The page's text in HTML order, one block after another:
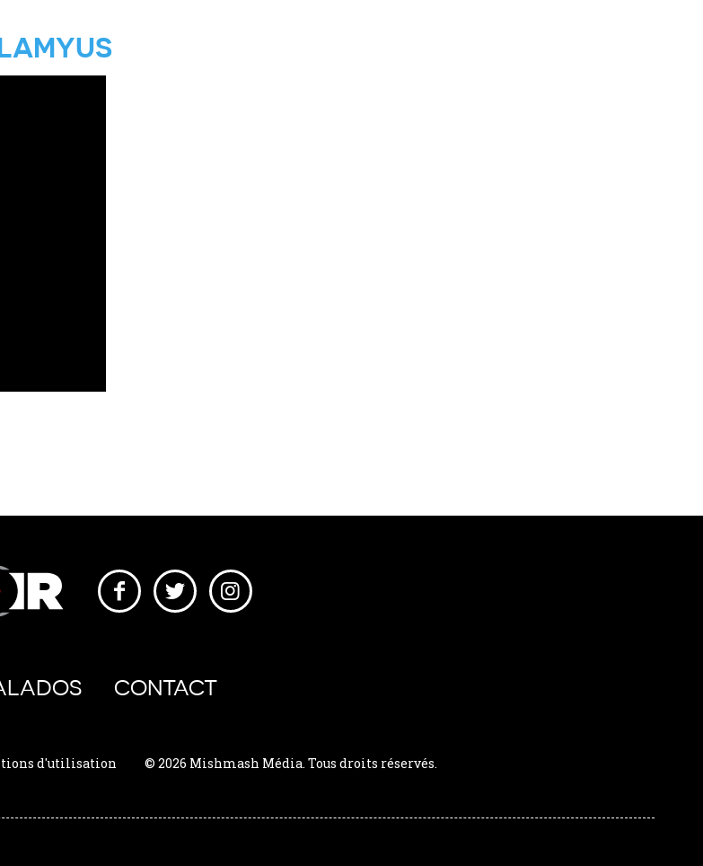
CONTACT
d'utilisation © 2026 Mishmash Média. Tous droits réservés.